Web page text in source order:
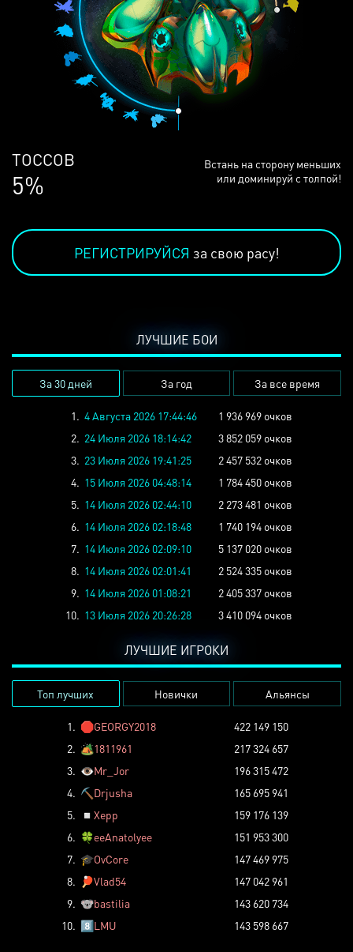
ЛЮДЕЙ
68%
Встань на сторону меньших
или доминируй с толпой!
РЕГИСТРИРУЙСЯ за свою расу!
ЛУЧШИЕ БОИ
За 30 дней За год За все время
1. 4 Августа 2026 17:44:46
1 936 969 очков
2. 24 Июля 2026 18:14:42
3 852 059 очков
3. 23 Июля 2026 19:41:25
2 457 532 очков
4. 15 Июля 2026 04:48:14
1 784 450 очков
5. 14 Июля 2026 02:44:10
2 273 481 очков
6. 14 Июля 2026 02:18:48
1 740 194 очков
7. 14 Июля 2026 02:09:10
5 137 020 очков
8. 14 Июля 2026 02:01:41
2 524 335 очков
9. 14 Июля 2026 01:08:21
2 405 337 очков
10. 13 Июля 2026 20:26:28 3 410 094 очков
ЛУЧШИЕ ИГРОКИ
Топ лучших Новички Альянсы
1. 🛑GEORGY2018
422 149 150
2. 🏕️1811961
217 324 657
3. 👁️Mr_Jor
196 315 472
4. ⛏️ Drjusha
165 695 941
5.
◽ Xepp
159 176 139
6. 🍀eeAnatolyee
151 953 300
7. 🎓OvCore
147 469 975
8.
🏓Vlad54
147 042 961
9. 🐨bastilia
143 620 734
10. 8️⃣LMU 143 598 667